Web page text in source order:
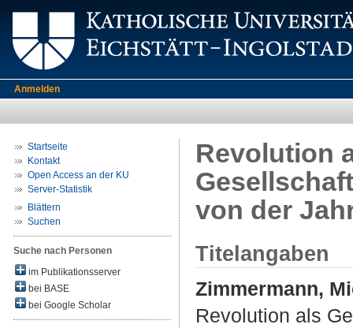
Anmelden
Startseite
Kontakt
Open Access an der KU
Server-Statistik
Blättern
Suchen
Suche nach Personen
im Publikationsserver
bei BASE
bei Google Scholar
Revolution
von der
Titelangaben
Zimmermann,
Revolution als